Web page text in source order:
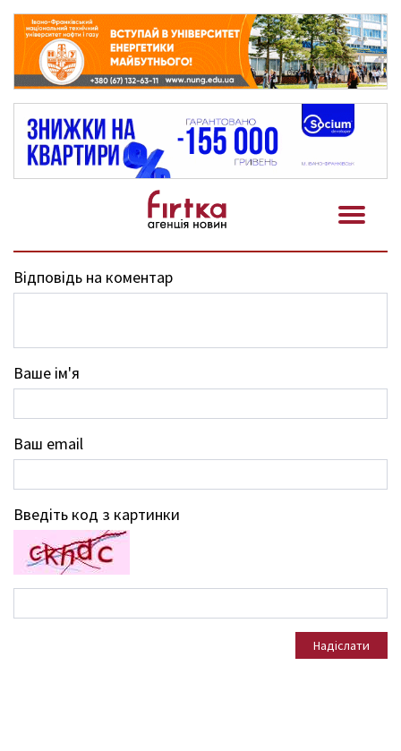
Відповідь на коментар
Ваше ім'я
Ваш email
Введіть код з картинки
Надіслати